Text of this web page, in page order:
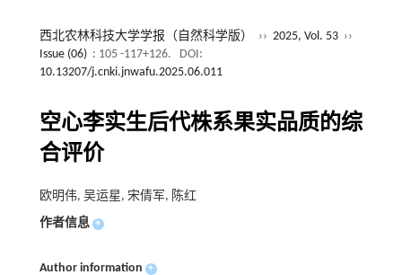
西北农林科技大学学报（自然科学版） ›› 2025, Vol. 53 ››
Issue (06) : 105 -117+126.
DOI:
10.13207/j.cnki.jnwafu.2025.06.011
空心李实生后代株系果实品质的综
合评价
欧明伟, 吴运星, 宋倩军, 陈红
作者信息 +
Author information +